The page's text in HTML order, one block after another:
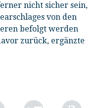
nicht sicher sein,
von den
befolgt werden
zurück, ergänzte